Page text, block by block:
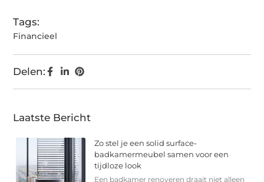
Tags:
Financieel
Delen:
Laatste Bericht
Zo stel je een solid surface-
badkamermeubel samen voor een
tijdloze look
Een badkamer renoveren draait niet alleen